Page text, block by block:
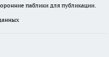
паблики для публикации.